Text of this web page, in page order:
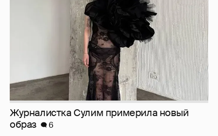
Журналистка Сулим примерила новый
образ
6